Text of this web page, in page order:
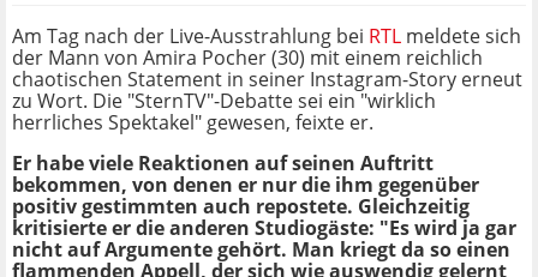
Am Tag nach der Live-Ausstrahlung bei RTL meldete sich
der Mann von Amira Pocher (30) mit einem reichlich
chaotischen Statement in seiner Instagram-Story erneut
zu Wort. Die "SternTV"-Debatte sei ein "wirklich
herrliches Spektakel" gewesen, feixte er.
Er habe viele Reaktionen auf seinen Auftritt
bekommen, von denen er nur die ihm gegenüber
positiv gestimmten auch repostete. Gleichzeitig
kritisierte er die anderen Studiogäste: "Es wird ja gar
nicht auf Argumente gehört. Man kriegt da so einen
flammenden Appell, der sich wie auswendig gelernt